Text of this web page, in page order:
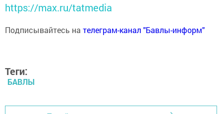
https://max.ru/tatmedia
Подписывайтесь на телеграм-канал "Бавлы-информ"
Теги:
БАВЛЫ